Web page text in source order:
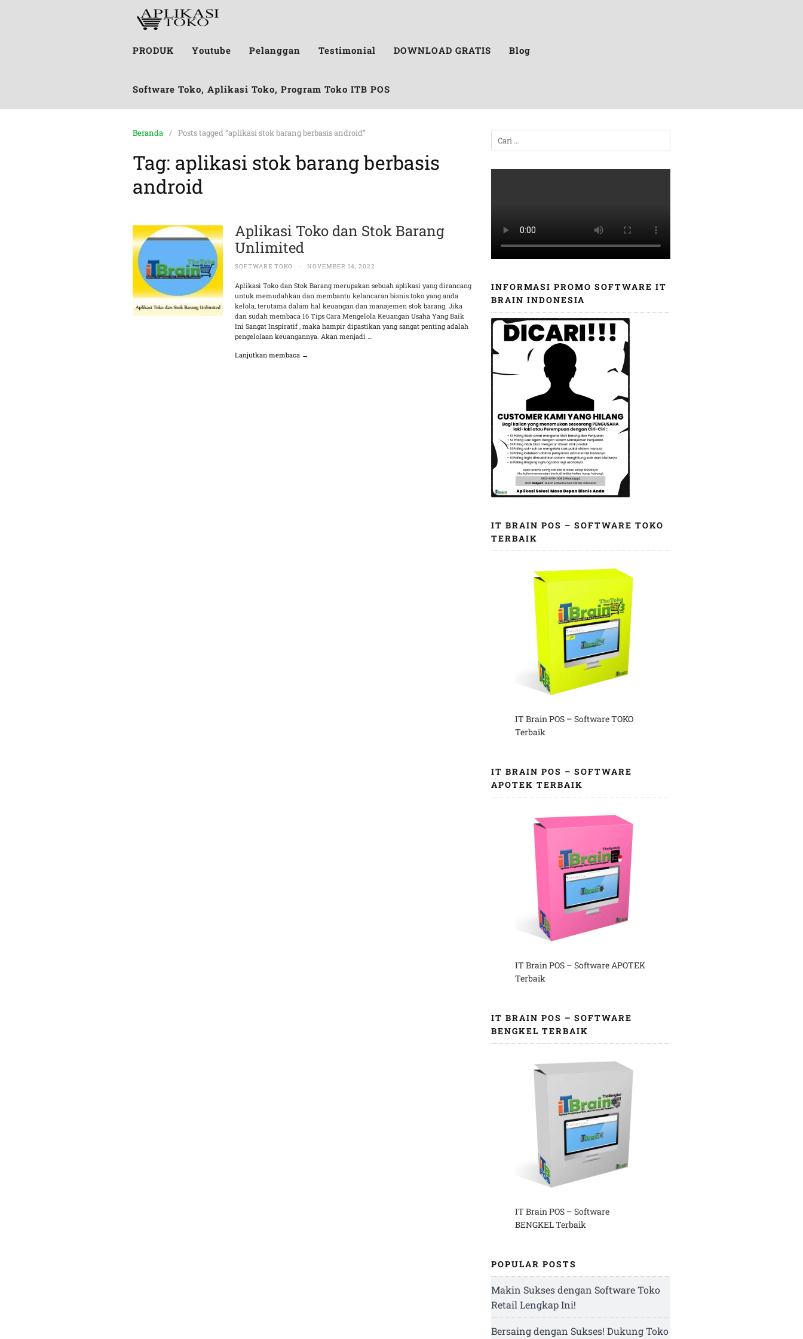
PRODUK Youtube Pelanggan Testimonial DOWNLOAD GRATIS Blog
Software Toko, Aplikasi Toko, Program Toko ITB POS
Beranda Posts tagged “aplikasi stok barang berbasis android”
Tag: aplikasi stok barang berbasis
android
Aplikasi Toko dan Stok Barang
Unlimited
SOFTWARE TOKO · NOVEMBER 14, 2022
Aplikasi Toko dan Stok Barang merupakan sebuah aplikasi yang dirancang
untuk memudahkan dan membantu kelancaran bisnis toko yang anda
kelola, terutama dalam hal keuangan dan manajemen stok barang. Jika
dan sudah membaca 16 Tips Cara Mengelola Keuangan Usaha Yang Baik
Ini Sangat Inspiratif , maka hampir dipastikan yang sangat penting adalah
pengelolaan keuangannya. Akan menjadi …
Lanjutkan membaca →
INFORMASI PROMO SOFTWARE IT
BRAIN INDONESIA
IT BRAIN POS – SOFTWARE TOKO
TERBAIK
IT Brain POS – Software TOKO
Terbaik
IT BRAIN POS – SOFTWARE
APOTEK TERBAIK
IT Brain POS – Software APOTEK
Terbaik
IT BRAIN POS – SOFTWARE
BENGKEL TERBAIK
IT Brain POS – Software
BENGKEL Terbaik
POPULAR POSTS
Makin Sukses dengan Software Toko
Retail Lengkap Ini!
Bersaing dengan Sukses! Dukung Toko